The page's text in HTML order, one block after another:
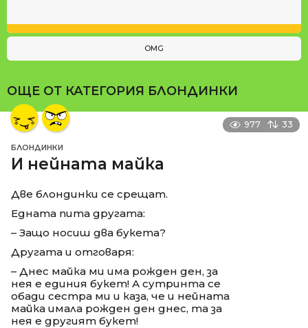
OMG
ОЩЕ ОТ КАТЕГОРИЯ БЛОНДИНКИ
977 33
БЛОНДИНКИ
И нейната майка
Две блондинки се срещат.
Едната пита другата:
– Защо носиш два букета?
Другата и отговаря:
– Днес майка ми има рожден ден, за
нея е единия букет! А сутринта се
обади сестра ми и каза, че и нейната
майка имала рожден ден днес, та за
нея е другият букет!